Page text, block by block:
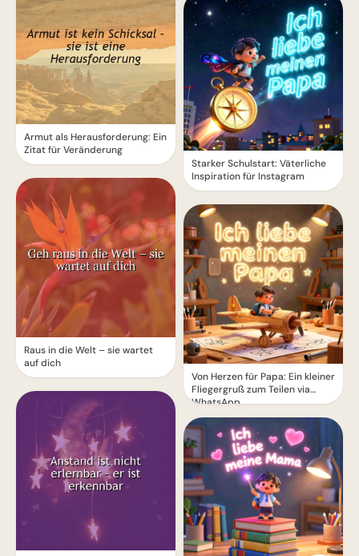
Armut als Herausforderung: Ein
Zitat für Veränderung
Raus in die Welt – sie wartet
auf dich
Starker Schulstart: Väterliche
Inspiration für Instagram
Von Herzen für Papa: Ein kleiner
Fliegergruß zum Teilen via
WhatsApp